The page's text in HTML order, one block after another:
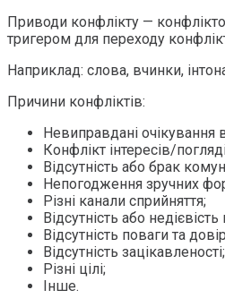
Приводи конфлікту —
тригером для переходу
Наприклад: слова, вчинки,
Причини конфліктів:
Невиправдані очікування
Конфлікт інтересів/
Відсутність або брак
Непогодження зручних
Різні канали сприйняття;
Відсутність або
Відсутність поваги та
Відсутність зацікавленості;
Різні цілі;
Інше.